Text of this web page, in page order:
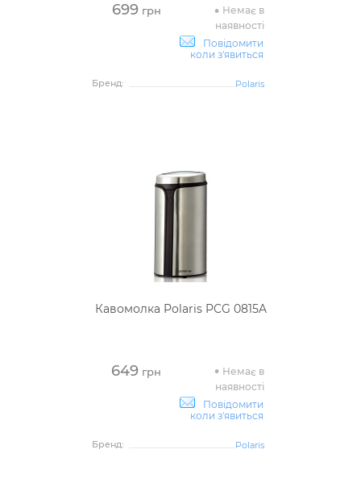
699грн
Немає в
наявності
Повідомити
коли з'явиться
Бренд: Polaris
Кавомолка Polaris PCG 0815A
649 грн
Немає в
наявності
Повідомити
коли з'явиться
Бренд: Polaris